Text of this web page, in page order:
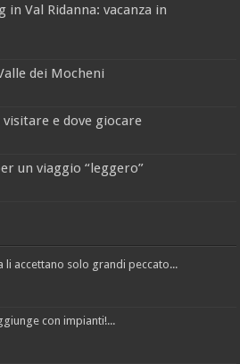
in Val Ridanna: vacanza in
dei Mocheni
visitare e dove giocare
un viaggio “leggero”
li accettano solo grandi peccato...
con impianti!...